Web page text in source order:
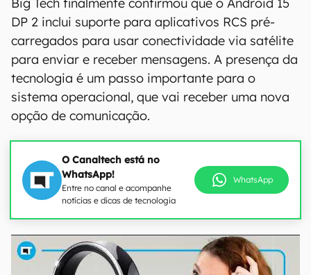
DP 2 inclui suporte para aplicativos RCS pré-
carregados para usar conectividade via satélite
para enviar e receber mensagens. A presença da
tecnologia é um passo importante para o
sistema operacional, que vai receber uma nova
opção de comunicação.
O Canaltech está no
WhatsApp!
Entre no canal e acompanhe
notícias e dicas de tecnologia
WhatsApp